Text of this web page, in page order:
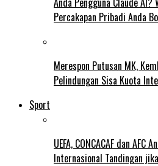
Percakapan Pribadi Anda
Merespon Putusan MK,
Pelindungan Sisa Kuota
Sport
UEFA, CONCACAF dan
Internasional Tandingan